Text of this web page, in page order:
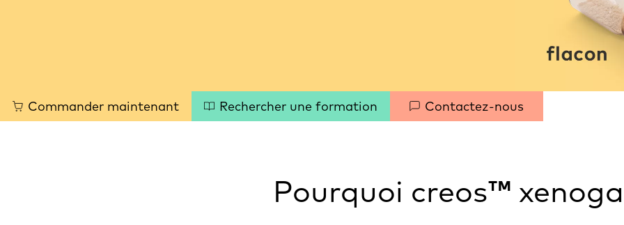
Quick
Commander maintenant Rechercher une formation Contactez-nous
Pourquoi creos™